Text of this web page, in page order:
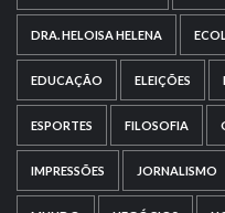
DRA. HELOISA HELENA
EDUCAÇÃO ELEIÇÕES
ESPORTES FILOSOFIA
IMPRESSÕES JORNALISMO